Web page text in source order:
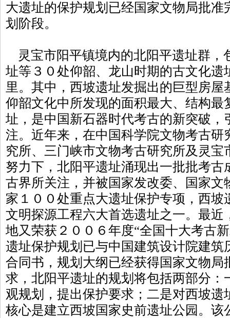
大遗址的保护规划已经国家文物局批准
划阶段。
灵宝市阳平镇境内的北阳平遗址群，
址等３０处仰韶、龙山时期的古文化遗
里。其中，西坡遗址发掘出的巨型房
仰韶文化中所发现的面积最大、结构最
址，是中国新石器时代考古的新突破，
注。近年来，在中国科学院文物考古研
究所、三门峡市文物考古研究所及灵
努力下，北阳平遗址涌现出一批批考古
古界所关注，并被国家发改委、国家文
家１００处重点大遗址保护专项，西坡
文明探源工程六大首选遗址之一。最近
地又荣获２００６年度“全国十大考古
遗址保护规划已与中国建筑设计院建筑
合同书，规划大纲已经获得国家文物局
求，北阳平遗址的规划将包括两部分：
观规划，提出保护要求；二是对西坡遗
核心是建立西坡国家史前遗址公园。该